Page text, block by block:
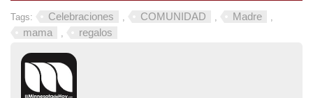
Tags: Celebraciones COMUNIDAD Madre
mama regalos